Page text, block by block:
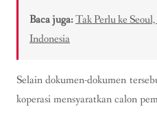
Baca juga:Tak Perlu ke
Indonesia
Selain dokumen-dokumen
koperasi mensyaratkan calon